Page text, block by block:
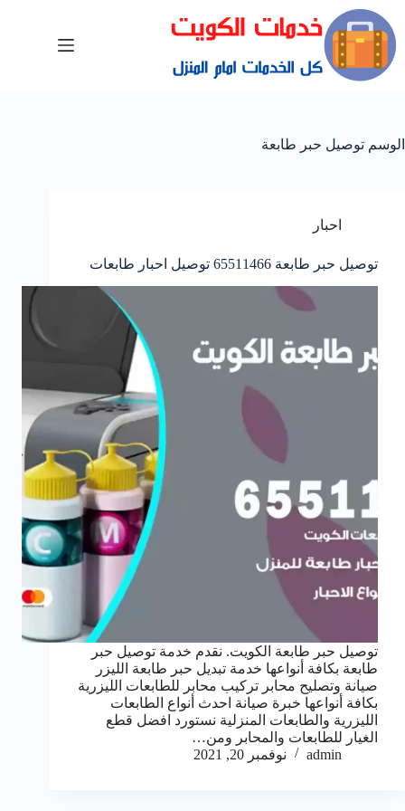
الوسم توصيل حبر طابعة
احبار
توصيل حبر طابعة 65511466 توصيل احبار طابعات
توصيل حبر طابعة الكويت. نقدم خدمة توصيل حبر
طابعة بكافة أنواعها خدمة تبديل حبر طابعة الليزر
صيانة وتصليح محابر تركيب محابر للطابعات الليزرية
بكافة أنواعها خبرة صيانة احدث أنواع الطابعات
الليزرية والطابعات المنزلية نستورد افضل قطع
الغيار للطابعات والمحابر ومن…
admin
نوفمبر 20, 2021